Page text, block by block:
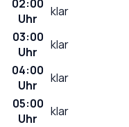
02:00
Uhr
klar
03:00
Uhr
klar
04:00
Uhr
klar
05:00
Uhr
klar